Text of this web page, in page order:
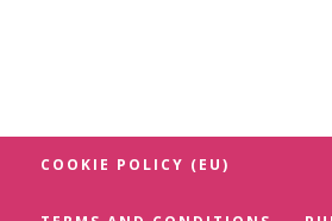
COOKIE POLICY (EU)